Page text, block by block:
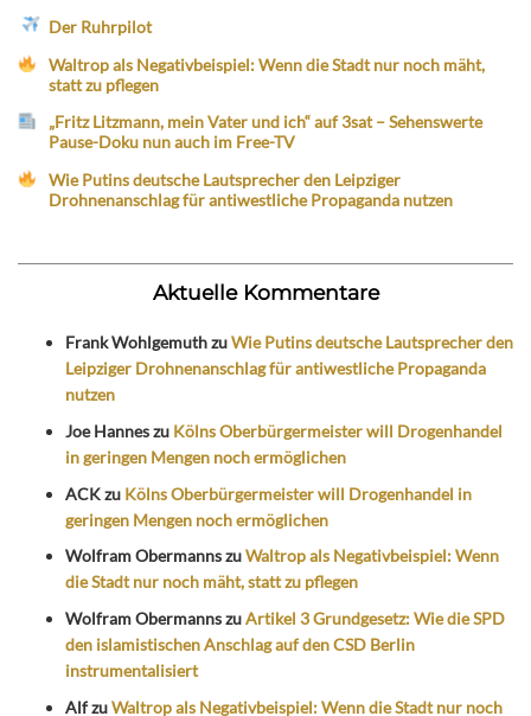
Der Ruhrpilot
Waltrop als Negativbeispiel: Wenn die Stadt nur noch mäht,
statt zu pflegen
„Fritz Litzmann, mein Vater und ich“ auf 3sat – Sehenswerte
Pause-Doku nun auch im Free-TV
Wie Putins deutsche Lautsprecher den Leipziger
Drohnenanschlag für antiwestliche Propaganda nutzen
Aktuelle Kommentare
Frank WohlgemuthzuWie Putins deutsche Lautsprecher den
Leipziger Drohnenanschlag für antiwestliche Propaganda
nutzen
Joe Hanneszu Kölns Oberbürgermeister will Drogenhandel
in geringen Mengen noch ermöglichen
ACKzu Kölns Oberbürgermeister will Drogenhandel in
geringen Mengen noch ermöglichen
Wolfram ObermannszuWaltrop als Negativbeispiel: Wenn
die Stadt nur noch mäht, statt zu pflegen
Wolfram ObermannszuArtikel 3 Grundgesetz: Wie die SPD
den islamistischen Anschlag auf den CSD Berlin
instrumentalisiert
AlfzuWaltrop als Negativbeispiel: Wenn die Stadt nur noch